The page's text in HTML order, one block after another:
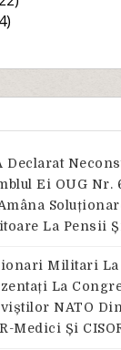
Declarat
Ei OUG Nr.
La Pensii
Militari La
La
NATO
Medici Și